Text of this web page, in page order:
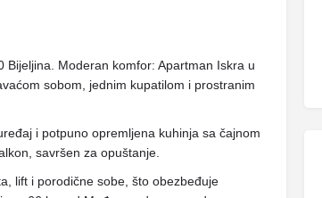
Moderan komfor: Apartman Iskra u
sobom, jednim kupatilom i prostranim
i potpuno opremljena kuhinja sa čajnom
savršen za opuštanje.
lift i porodične sobe, što obezbeđuje